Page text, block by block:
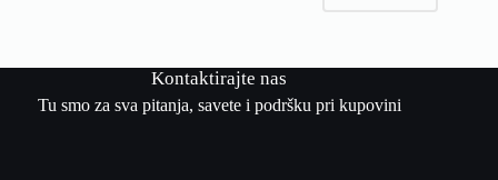
Kontaktirajte nas
Tu smo za sva pitanja, savete i podršku pri kupovini